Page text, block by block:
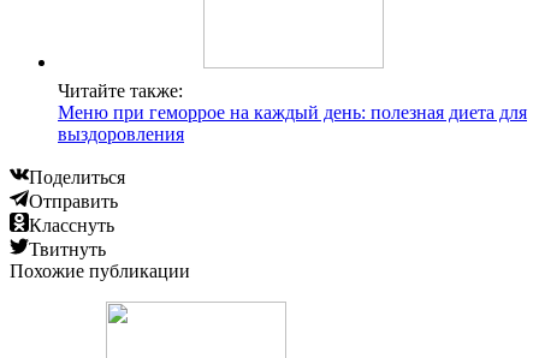
Читайте также:
Меню при геморрое на каждый день: полезная диета для
выздоровления
Поделиться
Отправить
Класснуть
Твитнуть
Похожие публикации